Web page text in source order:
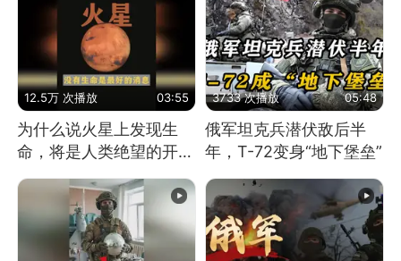
12.5万 次播放 03:55
为什么说火星上发现生
命，将是人类绝望的开
始？
3733 次播放 05:48
俄军坦克兵潜伏敌后半
年，T-72变身“地下堡垒”